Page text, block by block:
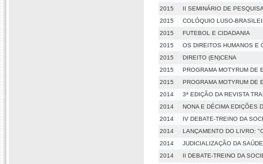
2015
II SEMINÁRIO DE
2015
COLÓQUIO LUSO-
2015
FUTEBOL E CIDADANIA
2015
OS DIREITOS HUMANOS E
2015
DIREITO (EN)CENA
2015
PROGRAMA MOTYRUM DE
2015
PROGRAMA MOTYRUM DE
2014
3ª EDIÇÃO DA REVISTA
2014
NONA E DÉCIMA EDIÇÕES
2014
IV DEBATE-TREINO DA
2014
LANÇAMENTO DO LIVRO:
2014
JUDICIALIZAÇÃO DA
2014
II DEBATE-TREINO DA